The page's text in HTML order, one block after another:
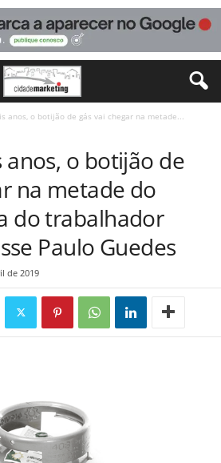
anos, o botijão de gás vai chegar na metade...
anos, o botijão de
na metade do
do trabalhador
Paulo Guedes
de 2019